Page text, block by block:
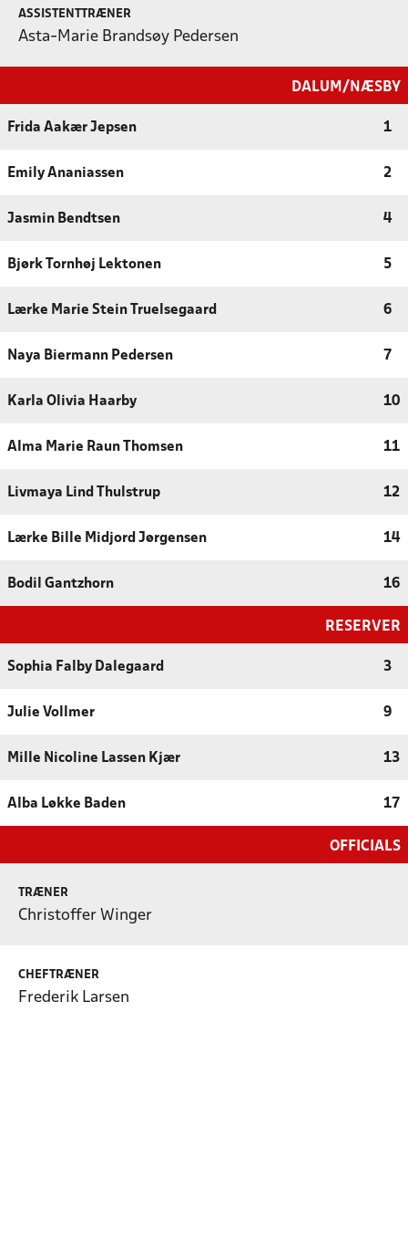
ASSISTENTTRÆNER
Asta-Marie Brandsøy Pedersen
DALUM/NÆSBY
Frida Aakær Jepsen 1
Emily Ananiassen 2
Jasmin Bendtsen 4
Bjørk Tornhøj Lektonen 5
Lærke Marie Stein Truelsegaard 6
Naya Biermann Pedersen 7
Karla Olivia Haarby 10
Alma Marie Raun Thomsen 11
Livmaya Lind Thulstrup 12
Lærke Bille Midjord Jørgensen 14
Bodil Gantzhorn 16
RESERVER
Sophia Falby Dalegaard 3
Julie Vollmer 9
Mille Nicoline Lassen Kjær 13
Alba Løkke Baden 17
OFFICIALS
TRÆNER
Christoffer Winger
CHEFTRÆNER
Frederik Larsen